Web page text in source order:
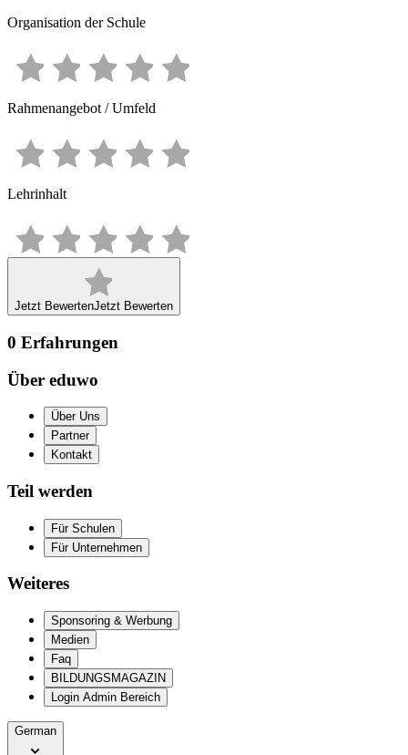
Organisation der Schule
Rahmenangebot / Umfeld
Lehrinhalt
Jetzt BewertenJetzt Bewerten
0 Erfahrungen
Über eduwo
Über Uns
Partner
Kontakt
Teil werden
Für Schulen
Für Unternehmen
Weiteres
Sponsoring & Werbung
Medien
Faq
BILDUNGSMAGAZIN
Login Admin Bereich
German